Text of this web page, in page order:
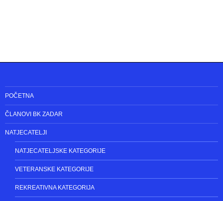
POČETNA
ČLANOVI BK ZADAR
NATJECATELJI
NATJECATELJSKE KATEGORIJE
VETERANSKE KATEGORIJE
REKREATIVNA KATEGORIJA